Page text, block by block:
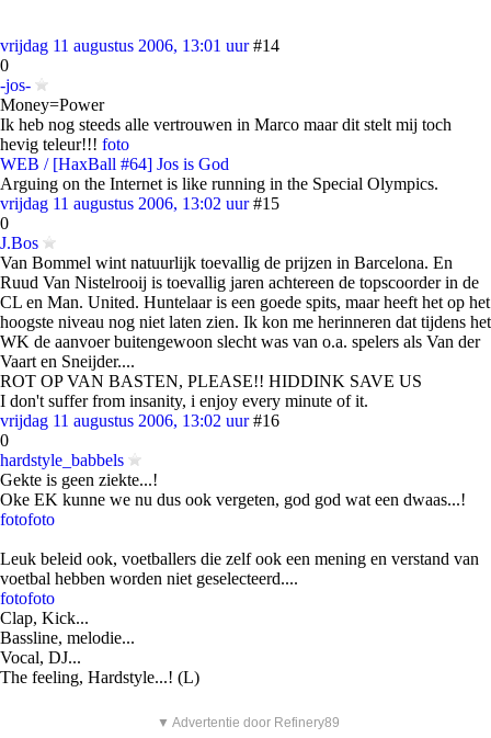
vrijdag 11 augustus 2006, 13:01 uur #14
0
-jos-
Money=Power
Ik heb nog steeds alle vertrouwen in Marco maar dit stelt mij toch
hevig teleur!!! foto
WEB / [HaxBall #64] Jos is God
Arguing on the Internet is like running in the Special Olympics.
vrijdag 11 augustus 2006, 13:02 uur #15
0
J.Bos
Van Bommel wint natuurlijk toevallig de prijzen in Barcelona. En
Ruud Van Nistelrooij is toevallig jaren achtereen de topscoorder in de
CL en Man. United. Huntelaar is een goede spits, maar heeft het op het
hoogste niveau nog niet laten zien. Ik kon me herinneren dat tijdens het
WK de aanvoer buitengewoon slecht was van o.a. spelers als Van der
Vaart en Sneijder....
ROT OP VAN BASTEN, PLEASE!! HIDDINK SAVE US
I don't suffer from insanity, i enjoy every minute of it.
vrijdag 11 augustus 2006, 13:02 uur #16
0
hardstyle_babbels
Gekte is geen ziekte...!
Oke EK kunne we nu dus ook vergeten, god god wat een dwaas...!
fotofoto
Leuk beleid ook, voetballers die zelf ook een mening en verstand van
voetbal hebben worden niet geselecteerd....
fotofoto
Clap, Kick...
Bassline, melodie...
Vocal, DJ...
The feeling, Hardstyle...! (L)
▼ Advertentie door Refinery89